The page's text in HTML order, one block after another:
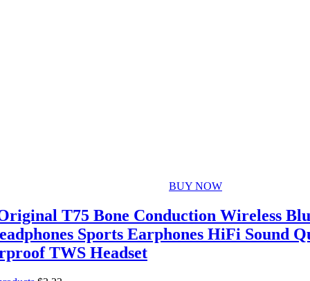
BUY NOW
T75 Bone Conduction Wireless
Sports Earphones HiFi Sound
TWS Headset